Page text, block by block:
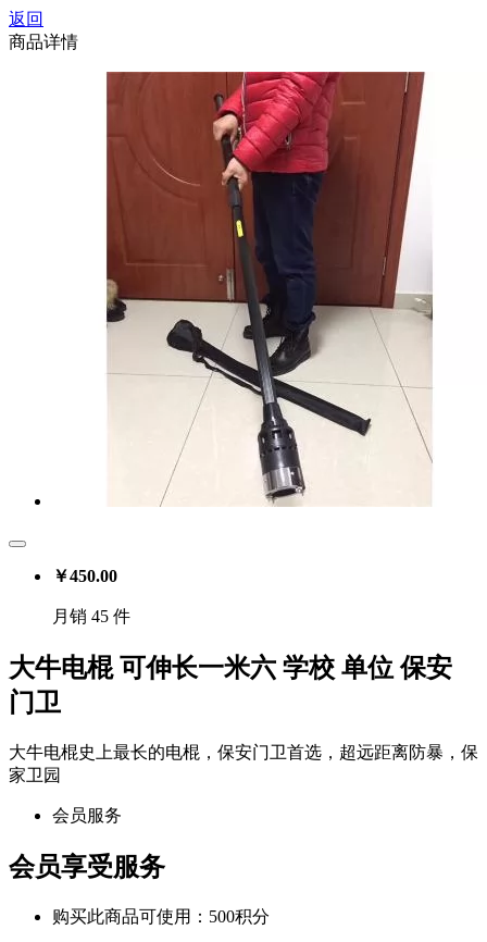
返回
商品详情
￥450.00
月销 45 件
大牛电棍 可伸长一米六 学校 单位 保安
门卫
大牛电棍史上最长的电棍，保安门卫首选，超远距离防暴，保
家卫园
会员服务
会员享受服务
购买此商品可使用：500积分